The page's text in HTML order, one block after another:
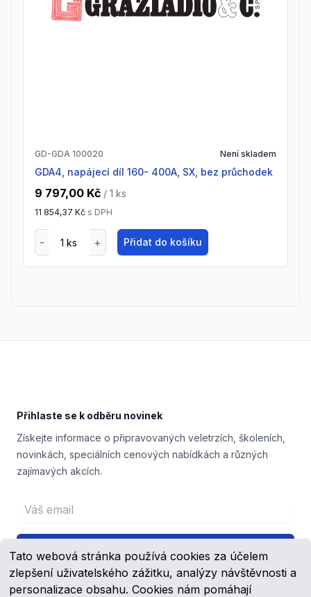
Tato webová stránka používá cookies za účelem
zlepšení uživatelského zážitku, analýzy návštěvnosti a
personalizace obsahu. Cookies nám pomáhají
GD-GDA 100020 Není skladem
GDA4, napájecí díl 160- 400A, SX, bez průchodek
9 797,00 Kč / 1 ks
11 854,37 Kč s DPH
Přidat do košíku
Přihlaste se k odběru novinek
Získejte informace o připravovaných veletrzích, školeních,
novinkách, speciálních cenových nabídkách a různých
zajímavých akcích.
Email address
Přihlášení